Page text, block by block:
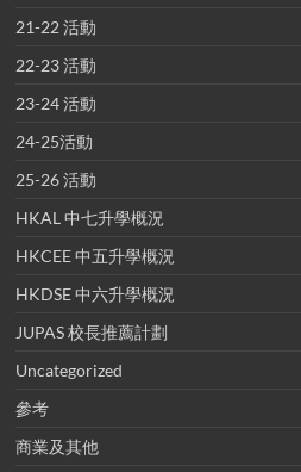
21-22 活動
22-23 活動
23-24 活動
24-25活動
25-26 活動
HKAL 中七升學概況
HKCEE 中五升學概況
HKDSE 中六升學概況
JUPAS 校長推薦計劃
Uncategorized
參考
商業及其他